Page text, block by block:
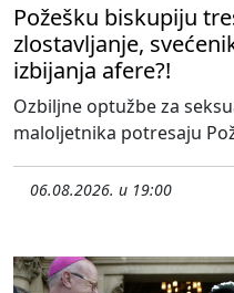
Požešku biskupiju
zlostavljanje,
izbijanja afere?!
Ozbiljne optužbe za
maloljetnika potresaju
06.08.2026. u 19:00